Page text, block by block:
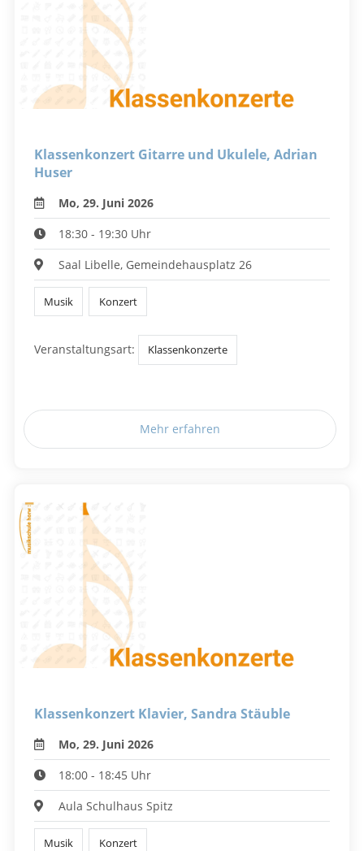
Klassenkonzert Gitarre und Ukulele, Adrian
Huser
Mo, 29. Juni 2026
18:30 - 19:30 Uhr
Saal Libelle, Gemeindehausplatz 26
Musik Konzert
Veranstaltungsart: Klassenkonzerte
Mehr erfahren
Klassenkonzert Klavier, Sandra Stäuble
Mo, 29. Juni 2026
18:00 - 18:45 Uhr
Aula Schulhaus Spitz
Musik Konzert